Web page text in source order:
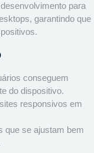
para
garantindo que
conseguem
do dispositivo.
responsivos em
que se ajustam bem